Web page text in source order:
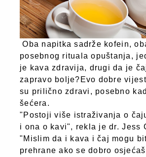
Oba napitka sadrže kofein,
posebnog rituala opuštanja,
je kava zdravija, drugi da je
zapravo bolje?Evo dobre
su prilično zdravi, posebno
šećera.
"Postoji više istraživanja o
i ona o kavi", rekla je dr. Jess
"Mislim da i kava i čaj mogu
prehrane ako se dobro